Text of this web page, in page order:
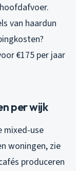
van haardun
€175 per jaar
per wijk
mixed-use
woningen, zie
produceren